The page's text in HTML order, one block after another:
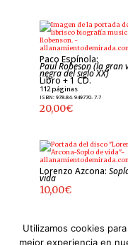
Paco Espínola:
Paul Robeson (la gran
negra del siglo XX)
Libro + 1 CD.
112 páginas
ISBN: 978-84- 949770- 7-7
20,00€
Lorenzo Azcona:
vida
10,00€
Utilizamos cookies
mejor experiencia en